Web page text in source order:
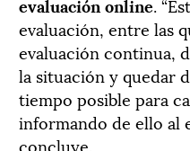
evaluación, entre las
evaluación continua,
la situación y quedar
tiempo posible para
informando de ello al
concluye.